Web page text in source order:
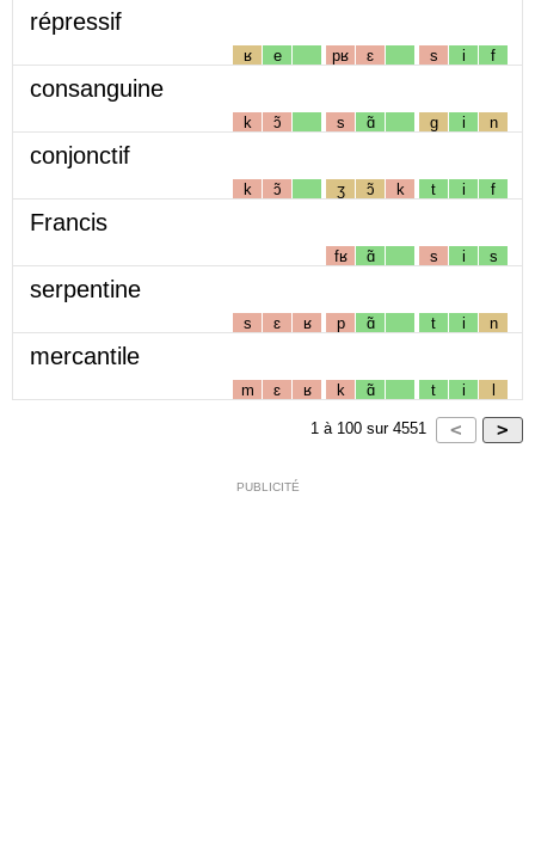
répressif
ʁ e pʁ ɛ s i f
consanguine
k ɔ̃ s ɑ̃ g i n
conjonctif
k ɔ̃ ʒ ɔ̃ k t i f
Francis
fʁ ɑ̃ s i s
serpentine
s ɛ ʁ p ɑ̃ t i n
mercantile
m ɛ ʁ k ɑ̃ t i l
1 à 100 sur 4551
PUBLICITÉ